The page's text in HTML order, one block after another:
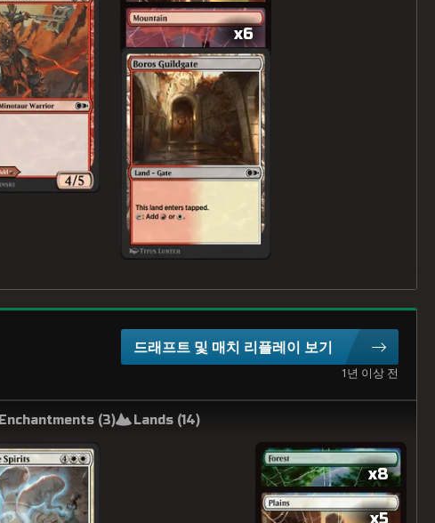
x6
드래프트 및 매치 리플레이 보기
1년 이상 전
Enchantments (3) Lands (14)
x8
x5